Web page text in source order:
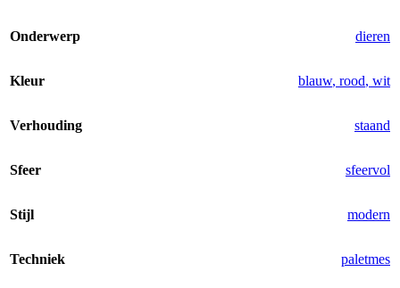
Onderwerp dieren
Kleur blauw, rood, wit
Verhouding staand
Sfeer sfeervol
Stijl modern
Techniek paletmes